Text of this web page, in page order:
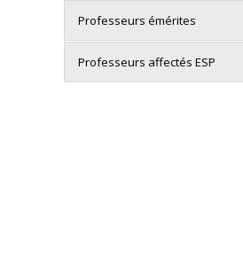
Professeurs émérites
Professeurs affectés ESP